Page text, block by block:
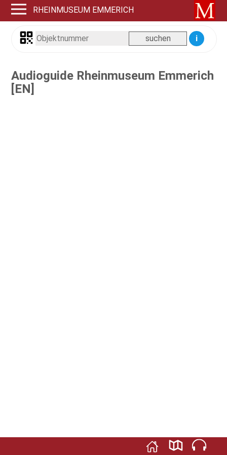
RHEINMUSEUM EMMERICH
i
Audioguide Rheinmuseum Emmerich
[EN]